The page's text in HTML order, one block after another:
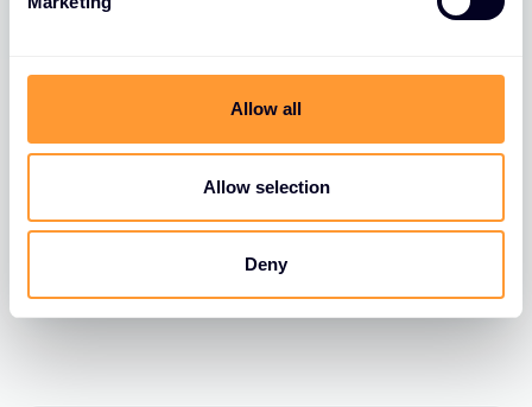
Allow all
Allow selection
Deny
BLOGS
FortiGate FortiLink VLAN Migration